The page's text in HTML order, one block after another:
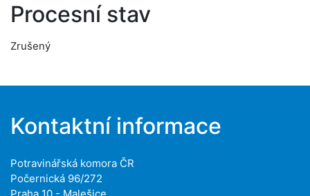
Procesní stav
Zrušený
Kontaktní informace
Potravinářská komora ČR
Počernická 96/272